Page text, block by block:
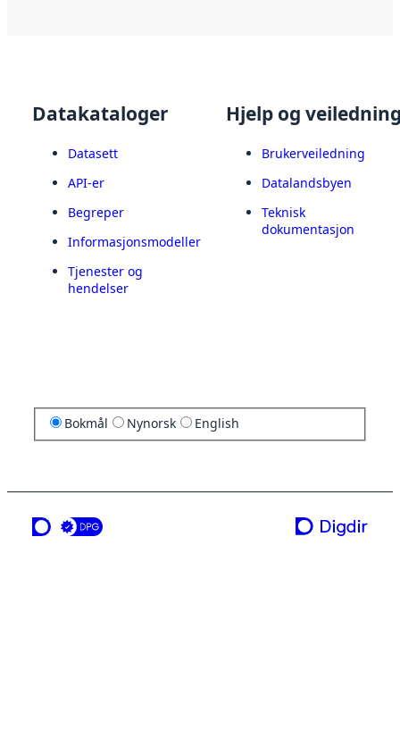
Datakataloger
Datasett
API-er
Begreper
Informasjonsmodeller
Tjenester og
hendelser
Hjelp og
Brukerveiledning
Datalandsbyen
Teknisk
dokumentasjon
Bokmål Nynorsk English